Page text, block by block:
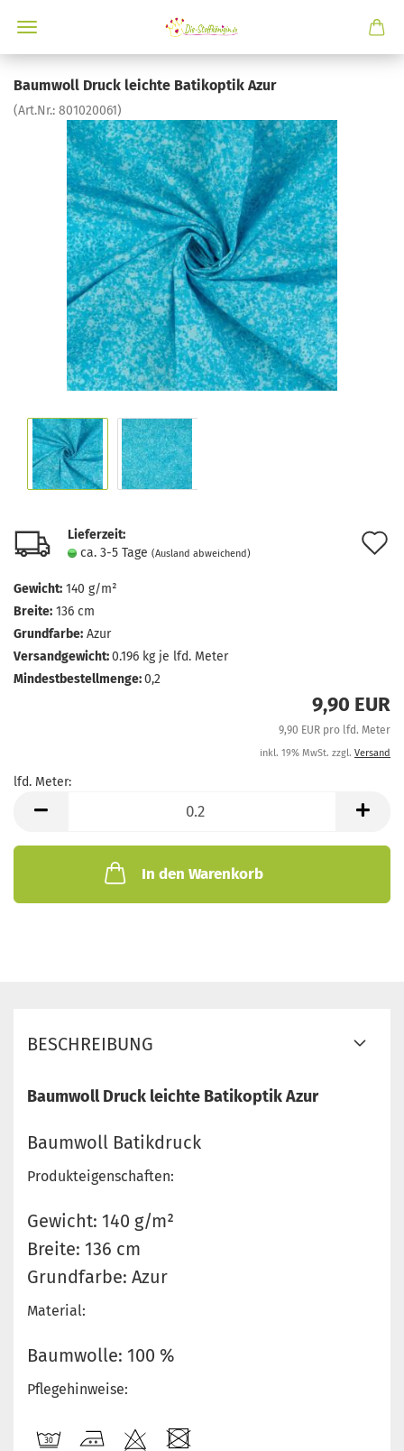
Baumwoll Druck leichte Batikoptik Azur
(Art.Nr.: 801020061)
Lieferzeit:
ca. 3-5 Tage (Ausland abweichend)
Gewicht: 140 g/m²
Breite: 136 cm
Grundfarbe: Azur
Versandgewicht:0.196 kg je lfd. Meter
Mindestbestellmenge:0,2
9,90 EUR
9,90 EUR pro lfd. Meter
inkl. 19% MwSt. zzgl. Versand
lfd. Meter:
Meter
In den Warenkorb
BESCHREIBUNG
Baumwoll Druck leichte Batikoptik Azur
Baumwoll Batikdruck
Produkteigenschaften:
Gewicht: 140 g/m²
Breite: 136 cm
Grundfarbe: Azur
Material:
Baumwolle: 100 %
Pflegehinweise: